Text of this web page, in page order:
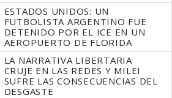
ESTADOS UNIDOS: UN
FUTBOLISTA ARGENTINO FUE
DETENIDO POR EL ICE EN UN
AEROPUERTO DE FLORIDA
LA NARRATIVA LIBERTARIA
CRUJE EN LAS REDES Y MILEI
SUFRE LAS CONSECUENCIAS DEL
DESGASTE